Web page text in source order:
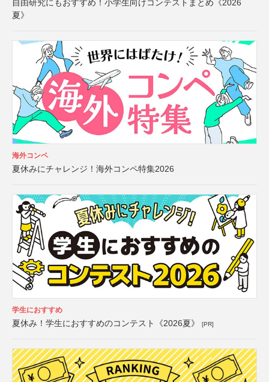
自由研究にもおすすめ！小学生向けコンテストまとめ《2026
夏》
海外コンペ
夏休みにチャレンジ！海外コンペ特集2026
学生におすすめ
夏休み！学生におすすめのコンテスト《2026夏》 [PR]